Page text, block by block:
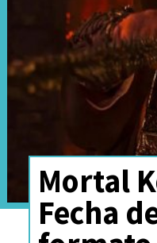
Mortal
Fecha